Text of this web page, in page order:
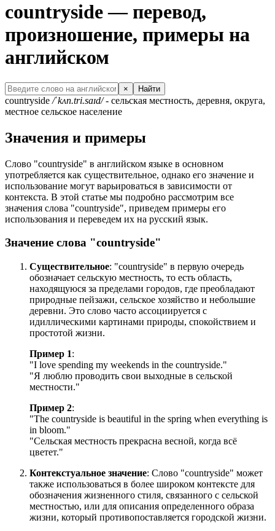
countryside — перевод,
произношение, примеры на
английском
× Найти
countryside /ˈkʌn.tri.saɪd/- сельская местность, деревня, округа,
местное сельское население
Значения и примеры
Слово "countryside" в английском языке в основном
употребляется как существительное, однако его значение и
использование могут варьироваться в зависимости от
контекста. В этой статье мы подробно рассмотрим все
значения слова "countryside", приведем примеры его
использования и переведем их на русский язык.
Значение слова "countryside"
Существительное: "countryside" в первую очередь
обозначает сельскую местность, то есть область,
находящуюся за пределами городов, где преобладают
природные пейзажи, сельское хозяйство и небольшие
деревни. Это слово часто ассоциируется с
идиллическими картинами природы, спокойствием и
простотой жизни.
Пример 1:
"I love spending my weekends in the countryside."
"Я люблю проводить свои выходные в сельской
местности."
Пример 2:
"The countryside is beautiful in the spring when everything is
in bloom."
"Сельская местность прекрасна весной, когда всё
цветет."
Контекстуальное значение: Слово "countryside" может
также использоваться в более широком контексте для
обозначения жизненного стиля, связанного с сельской
местностью, или для описания определенного образа
жизни, который противопоставляется городской жизни.